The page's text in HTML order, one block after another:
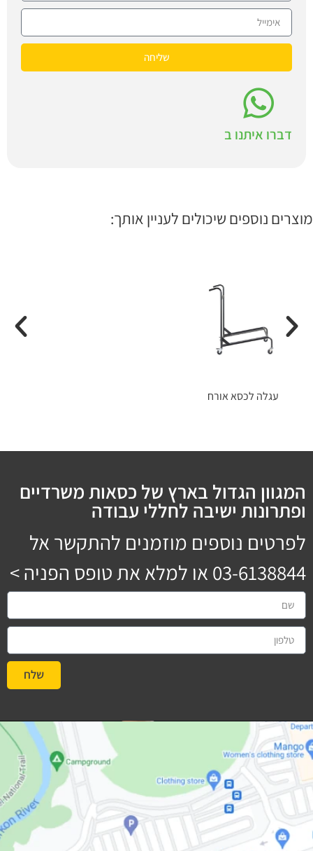
שליחה
דברו איתנו ב
מוצרים נוספים שיכולים לעניין אותך:
עגלה לכסא אורח
המגוון הגדול בארץ של כסאות משרדיים
ופתרונות ישיבה לחללי עבודה
לפרטים נוספים מוזמנים להתקשר אל
03-6138844 או למלא את טופס הפניה >
שלח